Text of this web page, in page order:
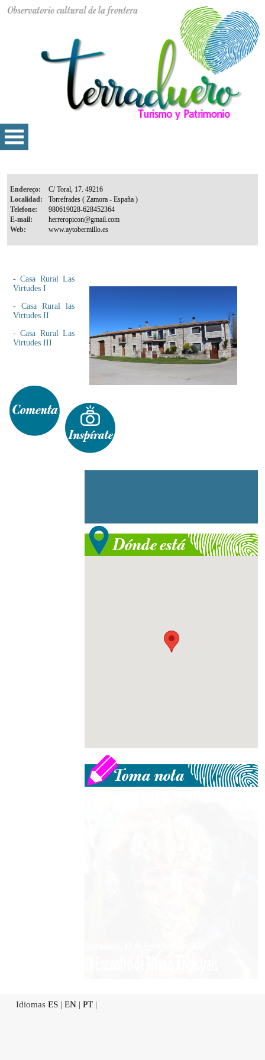
Endereço:
Localidad:
Telefone:
E-mail:
Web:
-Casa Rural Las
Virtudes I
- Casa Rural las
Virtudes II
-Casa Rural Las
Virtudes III
Idiomas ES | EN | PT |